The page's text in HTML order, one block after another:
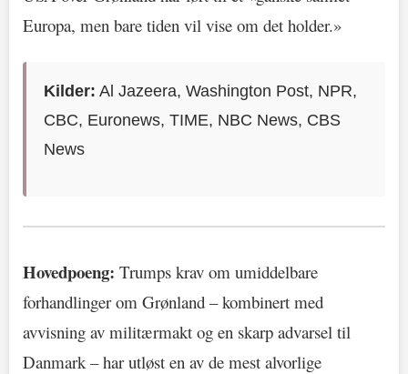
Europa, men bare tiden vil vise om det holder.»
Kilder: Al Jazeera, Washington Post, NPR,
CBC, Euronews, TIME, NBC News, CBS
News
Hovedpoeng: Trumps krav om umiddelbare
forhandlinger om Grønland – kombinert med
avvisning av militærmakt og en skarp advarsel til
Danmark – har utløst en av de mest alvorlige